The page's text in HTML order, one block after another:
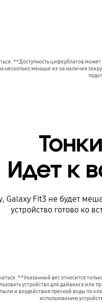
**Доступность циферблатов
несколько меньше из-за наличия
Идет к
Fit3 не будет
устройство готово ко
**Указанный вес относится
устройство для дайвинга или
и воздействия пресной воды по
использованию